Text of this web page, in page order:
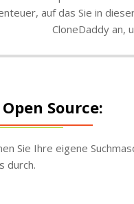
auf das Sie in
CloneDaddy an,
Source:
Sie Ihre eigene
durch.